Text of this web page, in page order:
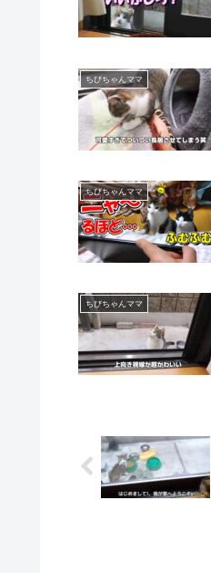
ちびちゃんママ
ちびちゃんママ
ちびちゃんママ